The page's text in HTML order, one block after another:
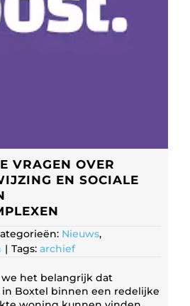
VRAGEN OVER
EN SOCIALE
Nieuws,
| Tags: archief
we het belangrijk dat
Boxtel binnen een redelijke